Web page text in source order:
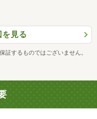
を見る
証するものではございません。